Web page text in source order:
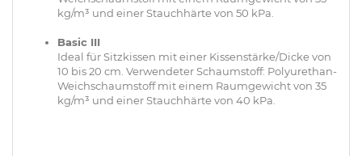
kg/m³ und einer Stauchhärte von 50 kPa.
Basic III
Ideal für Sitzkissen mit einer Kissenstärke/Dicke von
10 bis 20 cm. Verwendeter Schaumstoff: Polyurethan-
Weichschaumstoff mit einem Raumgewicht von 35
kg/m³ und einer Stauchhärte von 40 kPa.